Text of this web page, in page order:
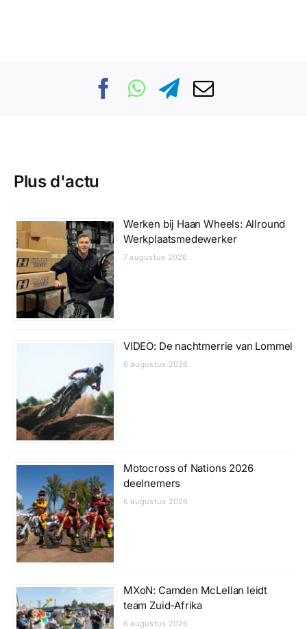
Plus d'actu
Werken bij Haan Wheels: Allround
Werkplaatsmedewerker
7 augustus 2026
VIDEO: De nachtmerrie van Lommel
6 augustus 2026
Motocross of Nations 2026
deelnemers
6 augustus 2026
MXoN: Camden McLellan leidt
team Zuid-Afrika
6 augustus 2026